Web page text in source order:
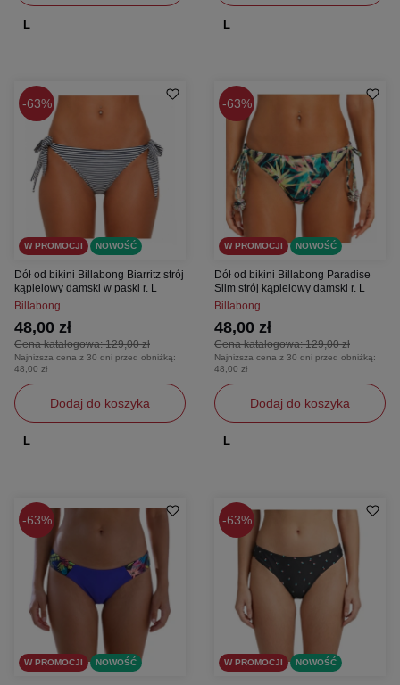
L L
63%
W PROMOCJI NOWOŚĆ
Dół od bikini Billabong Biarritz strój
kąpielowy damski w paski r. L
Billabong
Cena katalogowa:129,00 zł
48,00 zł
Najniższa cena z 30 dni przed obniżką:
48,00 zł
Dodaj do koszyka
L
63%
W PROMOCJI NOWOŚĆ
Dół od bikini Billabong Paradise
Slim strój kąpielowy damski r. L
Billabong
Cena katalogowa:129,00 zł
48,00 zł
Najniższa cena z 30 dni przed obniżką:
48,00 zł
Dodaj do koszyka
L
63%
W PROMOCJI NOWOŚĆ
63%
W PROMOCJI NOWOŚĆ